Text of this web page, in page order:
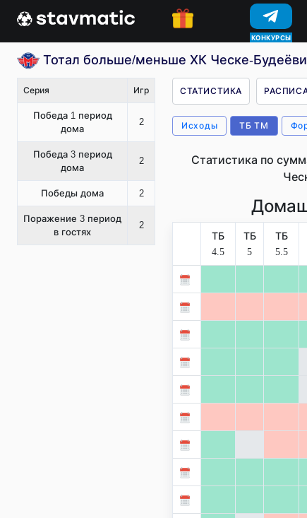
КОНКУРСЫ
Тотал больше/меньше ХК Ческе-
Серия Игр
Победа 1 период
дома
2
Победа 3 период
дома
2
Победы дома 2
Поражение 3 период
в гостях
2
СТАТИСТИКА
Исходы ТБ ТМ
Статистика по
ТБ
4.5
ТБ
5
ТБ
5.5